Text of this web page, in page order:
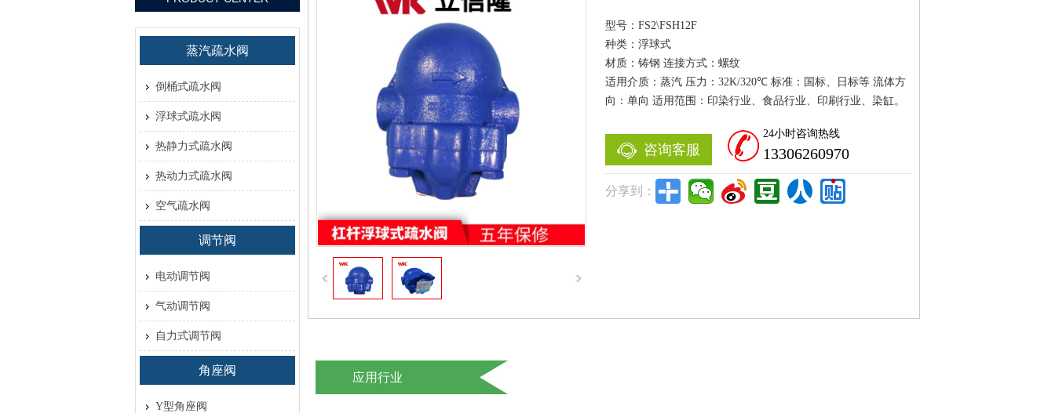
型号：FS2\FSH12F
种类：浮球式
材质：铸钢 连接方式：螺纹
适用介质：蒸汽 压力：32K/320℃ 标准：国标、日标等 流体方
向：单向 适用范围：印染行业、食品行业、印刷行业、染缸。
咨询客服
24小时咨询热线
13306260970
分享到：
应用行业
蒸汽疏水阀
倒桶式疏水阀
浮球式疏水阀
热静力式疏水阀
热动力式疏水阀
空气疏水阀
调节阀
电动调节阀
气动调节阀
自力式调节阀
角座阀
Y型角座阀